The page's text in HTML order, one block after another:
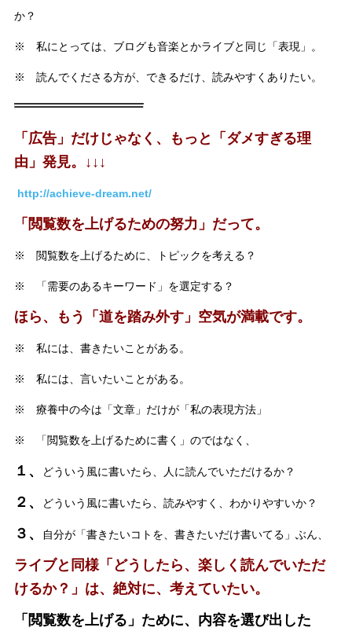
か？
※ 私にとっては、ブログも音楽とかライブと同じ「表現」。
※ 読んでくださる方が、できるだけ、読みやすくありたい。
「広告」だけじゃなく、もっと「ダメすぎる理
由」発見。↓↓↓
http://achieve-dream.net/
「閲覧数を上げるための努力」だって。
※ 閲覧数を上げるために、トピックを考える？
※ 「需要のあるキーワード」を選定する？
ほら、もう「道を踏み外す」空気が満載です。
※ 私には、書きたいことがある。
※ 私には、言いたいことがある。
※ 療養中の今は「文章」だけが「私の表現方法」
※ 「閲覧数を上げるために書く」のではなく、
１、 どういう風に書いたら、人に読んでいただけるか？
２、 どういう風に書いたら、読みやすく、わかりやすいか？
３、 自分が「書きたいコトを、書きたいだけ書いてる」ぶん、
ライブと同様「どうしたら、楽しく読んでいただ
けるか？」は、絶対に、考えていたい。
「閲覧数を上げる」ために、内容を選び出した